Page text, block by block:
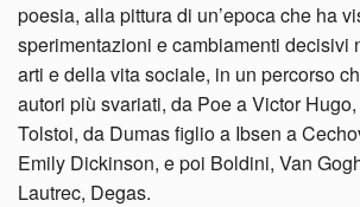
poesia, alla pittura di un’epoca che ha
sperimentazioni e cambiamenti decisivi
arti e della vita sociale, in un percorso
autori più svariati, da Poe a Victor
Tolstoi, da Dumas figlio a Ibsen a
Emily Dickinson, e poi Boldini, Van
Lautrec, Degas.